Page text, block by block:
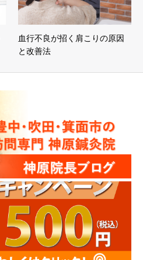
血行不良が招く肩こりの原因
と改善法